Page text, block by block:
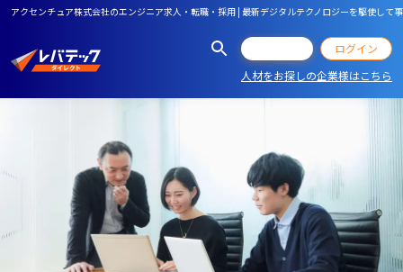
アクセンチュア株式会社のエンジニア求人・転職・採用 | 最新デジタルテクノロジーを駆使し
ログイン
人材をお探しの企業様はこちら